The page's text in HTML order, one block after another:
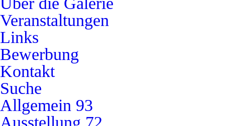
Veranstaltungen
Links
Bewerbung
Kontakt
Suche
Allgemein 93
Ausstellung 72